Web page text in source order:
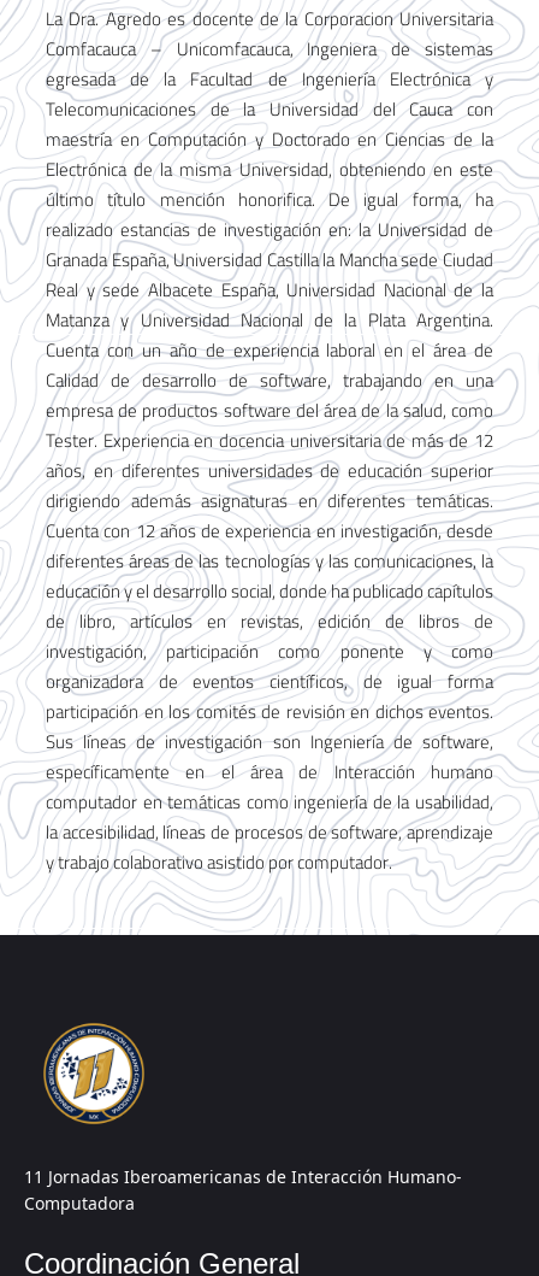
La Dra. Agredo es docente de la Corporacion Universitaria
Comfacauca – Unicomfacauca, Ingeniera de sistemas
egresada de la Facultad de Ingeniería Electrónica y
Telecomunicaciones de la Universidad del Cauca con
maestría en Computación y Doctorado en Ciencias de la
Electrónica de la misma Universidad, obteniendo en este
último título mención honorifica. De igual forma, ha
realizado estancias de investigación en: la Universidad de
Granada España, Universidad Castilla la Mancha sede Ciudad
Real y sede Albacete España, Universidad Nacional de la
Matanza y Universidad Nacional de la Plata Argentina.
Cuenta con un año de experiencia laboral en el área de
Calidad de desarrollo de software, trabajando en una
empresa de productos software del área de la salud, como
Tester. Experiencia en docencia universitaria de más de 12
años, en diferentes universidades de educación superior
dirigiendo además asignaturas en diferentes temáticas.
Cuenta con 12 años de experiencia en investigación, desde
diferentes áreas de las tecnologías y las comunicaciones, la
educación y el desarrollo social, donde ha publicado capítulos
de libro, artículos en revistas, edición de libros de
investigación, participación como ponente y como
organizadora de eventos científicos, de igual forma
participación en los comités de revisión en dichos eventos.
Sus líneas de investigación son Ingeniería de software,
específicamente en el área de Interacción humano
computador en temáticas como ingeniería de la usabilidad,
la accesibilidad, líneas de procesos de software, aprendizaje
y trabajo colaborativo asistido por computador.
11 Jornadas Iberoamericanas de Interacción Humano-
Computadora
Coordinación General